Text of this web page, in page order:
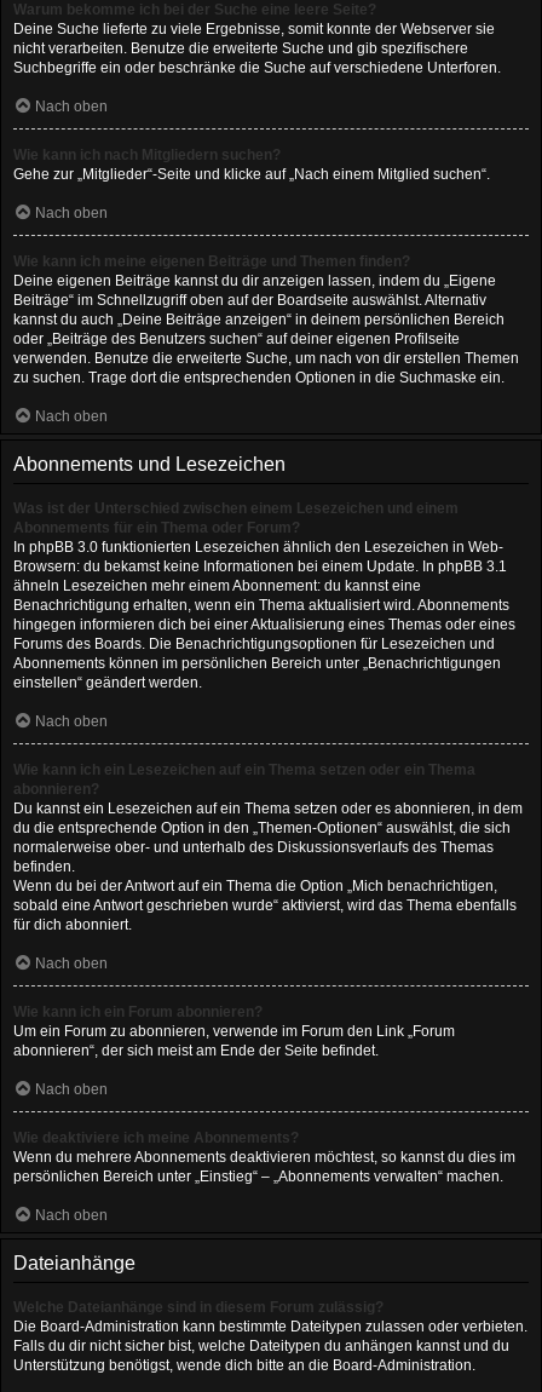
Warum bekomme ich bei der Suche eine leere Seite?
Deine Suche lieferte zu viele Ergebnisse, somit konnte der Webserver sie
nicht verarbeiten. Benutze die erweiterte Suche und gib spezifischere
Suchbegriffe ein oder beschränke die Suche auf verschiedene Unterforen.
Nach oben
Wie kann ich nach Mitgliedern suchen?
Gehe zur „Mitglieder“-Seite und klicke auf „Nach einem Mitglied suchen“.
Nach oben
Wie kann ich meine eigenen Beiträge und Themen finden?
Deine eigenen Beiträge kannst du dir anzeigen lassen, indem du „Eigene
Beiträge“ im Schnellzugriff oben auf der Boardseite auswählst. Alternativ
kannst du auch „Deine Beiträge anzeigen“ in deinem persönlichen Bereich
oder „Beiträge des Benutzers suchen“ auf deiner eigenen Profilseite
verwenden. Benutze die erweiterte Suche, um nach von dir erstellen Themen
zu suchen. Trage dort die entsprechenden Optionen in die Suchmaske ein.
Nach oben
Abonnements und Lesezeichen
Was ist der Unterschied zwischen einem Lesezeichen und einem
Abonnements für ein Thema oder Forum?
In phpBB 3.0 funktionierten Lesezeichen ähnlich den Lesezeichen in Web-
Browsern: du bekamst keine Informationen bei einem Update. In phpBB 3.1
ähneln Lesezeichen mehr einem Abonnement: du kannst eine
Benachrichtigung erhalten, wenn ein Thema aktualisiert wird. Abonnements
hingegen informieren dich bei einer Aktualisierung eines Themas oder eines
Forums des Boards. Die Benachrichtigungsoptionen für Lesezeichen und
Abonnements können im persönlichen Bereich unter „Benachrichtigungen
einstellen“ geändert werden.
Nach oben
Wie kann ich ein Lesezeichen auf ein Thema setzen oder ein Thema
abonnieren?
Du kannst ein Lesezeichen auf ein Thema setzen oder es abonnieren, in dem
du die entsprechende Option in den „Themen-Optionen“ auswählst, die sich
normalerweise ober- und unterhalb des Diskussionsverlaufs des Themas
befinden.
Wenn du bei der Antwort auf ein Thema die Option „Mich benachrichtigen,
sobald eine Antwort geschrieben wurde“ aktivierst, wird das Thema ebenfalls
für dich abonniert.
Nach oben
Wie kann ich ein Forum abonnieren?
Um ein Forum zu abonnieren, verwende im Forum den Link „Forum
abonnieren“, der sich meist am Ende der Seite befindet.
Nach oben
Wie deaktiviere ich meine Abonnements?
Wenn du mehrere Abonnements deaktivieren möchtest, so kannst du dies im
persönlichen Bereich unter „Einstieg“ – „Abonnements verwalten“ machen.
Nach oben
Dateianhänge
Welche Dateianhänge sind in diesem Forum zulässig?
Die Board-Administration kann bestimmte Dateitypen zulassen oder verbieten.
Falls du dir nicht sicher bist, welche Dateitypen du anhängen kannst und du
Unterstützung benötigst, wende dich bitte an die Board-Administration.